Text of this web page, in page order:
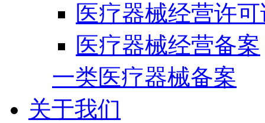
医疗器械经营许
医疗器械经营备案
一类医疗器械备案
关于我们